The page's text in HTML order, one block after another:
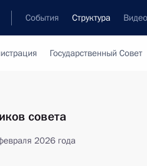
События Структура
Государственный Совет
совета
2026 года